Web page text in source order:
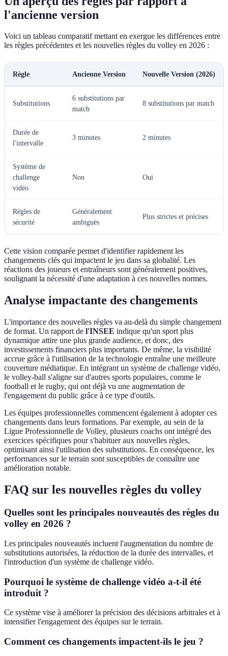
l'ancienne version
Voici un tableau comparatif mettant en exergue les différences entre
les règles précédentes et les nouvelles règles du volley en 2026 :
Règle Ancienne Version Nouvelle Version (2026)
Substitutions
6 substitutions par
match
8 substitutions par match
Durée de
l'intervalle
3 minutes 2 minutes
Système de
challenge
vidéo
Non Oui
Règles de
sécurité
Généralement
ambiguës
Plus strictes et précises
Cette vision comparée permet d'identifier rapidement les
changements clés qui impactent le jeu dans sa globalité. Les
réactions des joueurs et entraîneurs sont généralement positives,
soulignant la nécessité d'une adaptation à ces nouvelles normes.
Analyse impactante des changements
L'importance des nouvelles règles va au-delà du simple changement
de format. Un rapport de l'INSEE indique qu'un sport plus
dynamique attire une plus grande audience, et donc, des
investissements financiers plus importants. De même, la visibilité
accrue grâce à l'utilisation de la technologie entraîne une meilleure
couverture médiatique. En intégrant un système de challenge vidéo,
le volley-ball s'aligne sur d'autres sports populaires, comme le
football et le rugby, qui ont déjà vu une augmentation de
l'engagement du public grâce à ce type d'outils.
Les équipes professionnelles commencent également à adopter ces
changements dans leurs formations. Par exemple, au sein de la
Ligue Professionnelle de Volley, plusieurs coachs ont intégré des
exercices spécifiques pour s'habituer aux nouvelles règles,
optimisant ainsi l'utilisation des substitutions. En conséquence, les
performances sur le terrain sont susceptibles de connaître une
amélioration notable.
FAQ sur les nouvelles règles du volley
Quelles sont les principales nouveautés des règles du
volley en 2026 ?
Les principales nouveautés incluent l'augmentation du nombre de
substitutions autorisées, la réduction de la durée des intervalles, et
l'introduction d'un système de challenge vidéo.
Pourquoi le système de challenge vidéo a-t-il été
introduit ?
Ce système vise à améliorer la précision des décisions arbitrales et à
intensifier l'engagement des équipes sur le terrain.
Comment ces changements impactent-ils le jeu ?